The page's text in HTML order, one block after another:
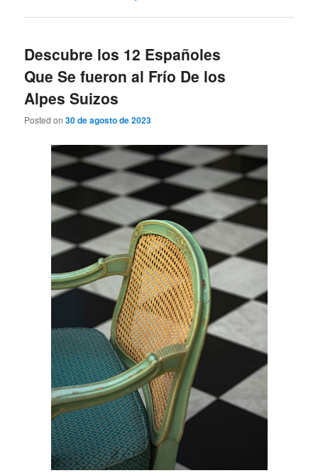
Descubre los 12 Españoles
Que Se fueron al Frío De los
Alpes Suizos
Posted on30 de agosto de 2023